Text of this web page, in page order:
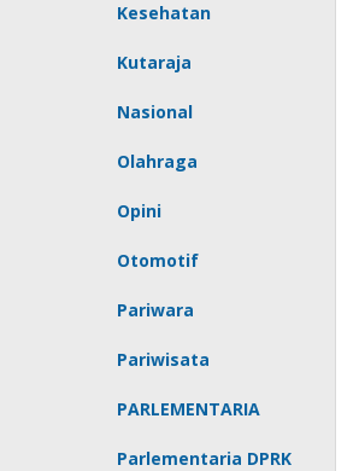
Kesehatan
Kutaraja
Nasional
Olahraga
Opini
Otomotif
Pariwara
Pariwisata
PARLEMENTARIA
Parlementaria DPRK